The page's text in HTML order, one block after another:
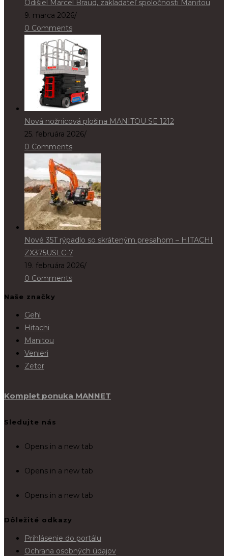
Odišiel Marcel Braud, zakladateľ spoločnosti Manitou
9. marca 2026/
0 Comments
Nová nožnicová plošina MANITOU SE 1212
25. februára 2026/
0 Comments
Nové 35T rýpadlo so skráteným presahom – HITACHI
ZX375USLC-7
19. februára 2026/
0 Comments
Naše značky
Gehl
Hitachi
Manitou
Venieri
Zetor
Komplet ponuka MANNET
Sledujte nás
Opens in a new tab
Opens in a new tab
Opens in a new tab
Dôležité odkazy
Prihlásenie do portálu
Ochrana osobných údajov